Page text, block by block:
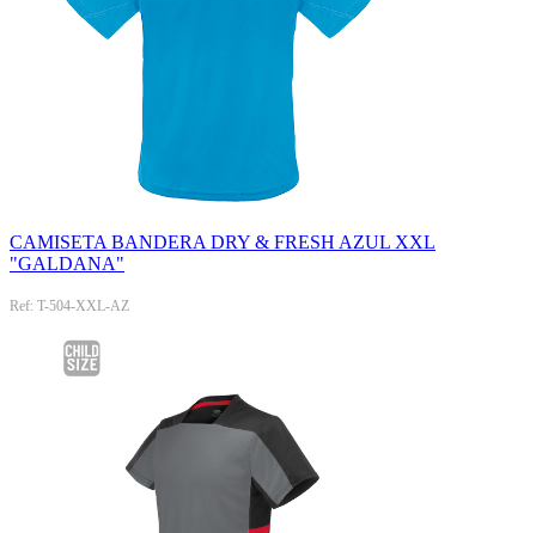
CAMISETA BANDERA DRY & FRESH AZUL XXL
"GALDANA"
Ref: T-504-XXL-AZ